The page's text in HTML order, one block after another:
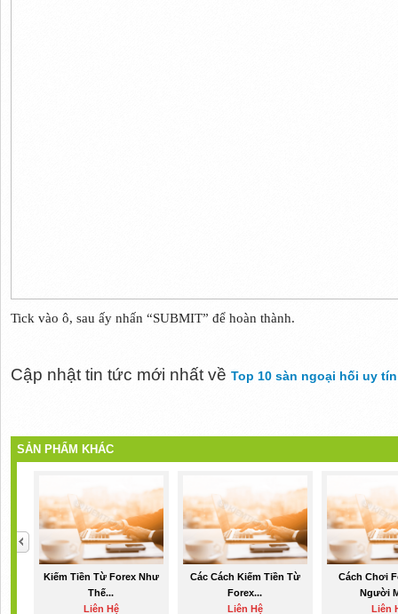
Tick vào ô, sau ấy nhấn “SUBMIT” để hoàn thành.
Cập nhật tin tức mới nhất về Top 10 sàn ngoại hối uy tín
SẢN PHẨM KHÁC
Kiếm Tiền Từ Forex Như
Thế...
Liên Hệ
Các Cách Kiếm Tiền Từ
Forex...
Liên Hệ
Cách Chơi
Người
Liên